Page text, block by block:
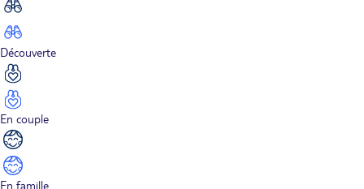
Découverte
En couple
En famille